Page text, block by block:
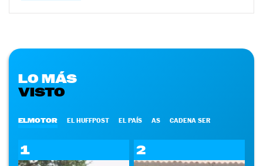
LO MÁS
VISTO
ELMOTOR EL HUFFPOST EL PAÍS AS CADENA SER
1 2